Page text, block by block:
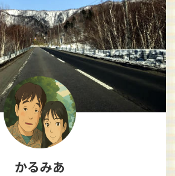
かるみあ